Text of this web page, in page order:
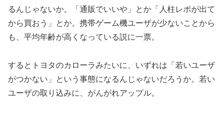
るんじゃないか。「通販でいいや」とか「人柱レポが出て
から買おう」とか。携帯ゲーム機ユーザが少ないことから
も、平均年齢が高くなっている説に一票。
するとトヨタのカローラみたいに、いずれは「若いユーザ
がつかない」という事態になるんじゃないだろうか。若い
ユーザの取り込みに、がんがれアップル。